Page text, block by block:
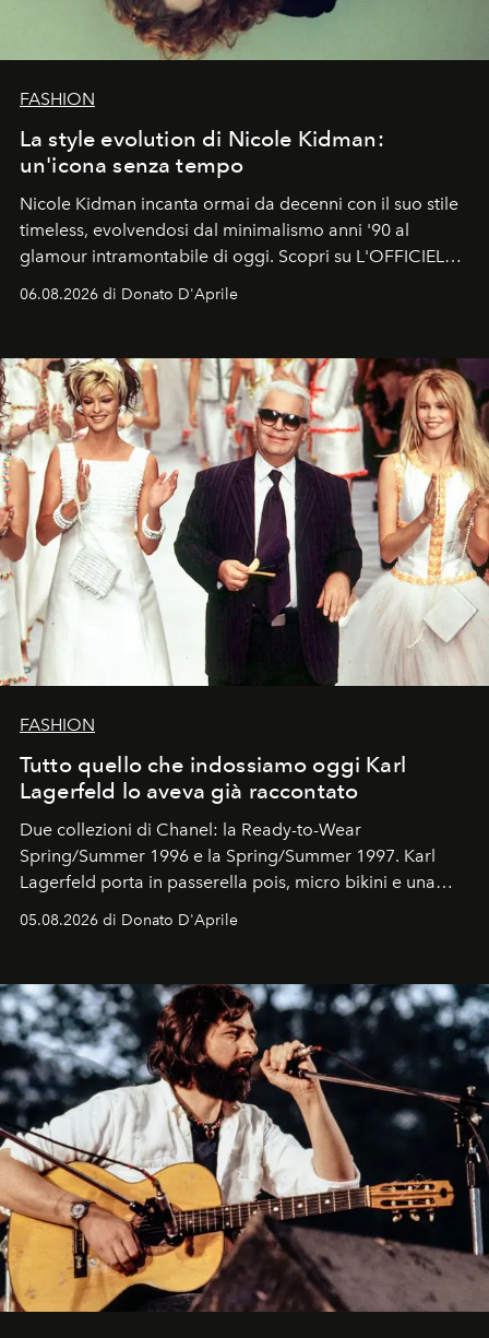
FASHION
La style evolution di Nicole Kidman:
un'icona senza tempo
Nicole Kidman incanta ormai da decenni con il suo stile
timeless, evolvendosi dal minimalismo anni '90 al
glamour intramontabile di oggi. Scopri su L'OFFICIEL
06.08.2026 di Donato D'Aprile
FASHION
Tutto quello che indossiamo oggi Karl
Lagerfeld lo aveva già raccontato
Due collezioni di Chanel: la Ready-to-Wear
Spring/Summer 1996 e la Spring/Summer 1997. Karl
Lagerfeld porta in passerella pois, micro bikini e una
Kate, Claudia e Carla una dietro l'altra. Trent'anni dopo,
uno dei documenti più contemporanei che abbiamo.
05.08.2026 di Donato D'Aprile